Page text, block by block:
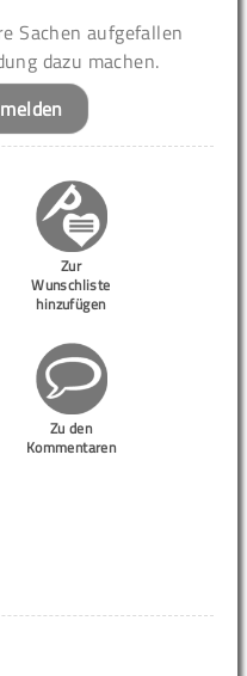
Sachen aufgefallen
dazu machen.
Zur
Wunschliste
hinzufügen
Zu den
Kommentaren